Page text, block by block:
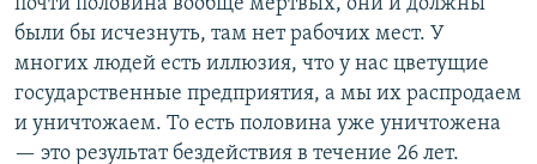
почти половина вообще мертвых, они и должны
были бы исчезнуть, там нет рабочих мест. У
многих людей есть иллюзия, что у нас цветущие
государственные предприятия, а мы их распродаем
и уничтожаем. То есть половина уже уничтожена
— это результат бездействия в течение 26 лет.